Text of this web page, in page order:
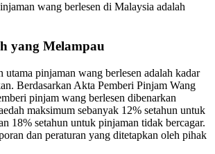
wang berlesen di Malaysia adalah
yang Melampau
utama pinjaman wang berlesen adalah kadar
Berdasarkan Akta Pemberi Pinjam Wang
pinjam wang berlesen dibenarkan
maksimum sebanyak 12% setahun untuk
18% setahun untuk pinjaman tidak bercagar.
dan peraturan yang ditetapkan oleh pihak